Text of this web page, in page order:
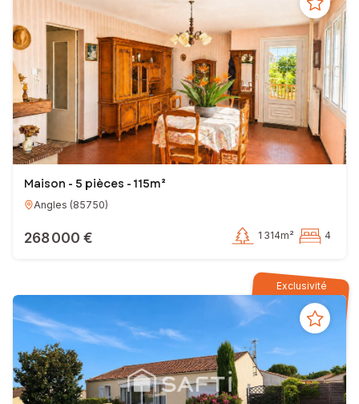
Maison - 5 pièces - 115m²
Angles (85750)
268 000 € 1 314m² 4
Exclusivité